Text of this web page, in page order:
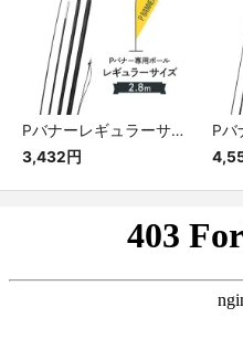
Pバナーレギュラーサイズ専用ポール
3,432円